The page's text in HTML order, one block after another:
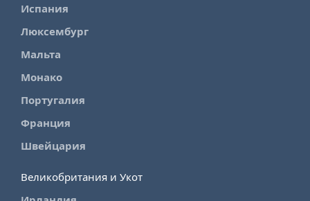
Испания
Люксембург
Мальта
Монако
Португалия
Франция
Швейцария
Великобритания и Укот